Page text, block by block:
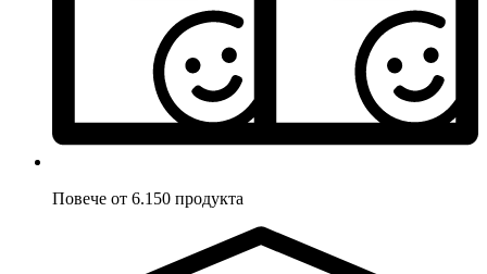
Повече от 6.150 продукта